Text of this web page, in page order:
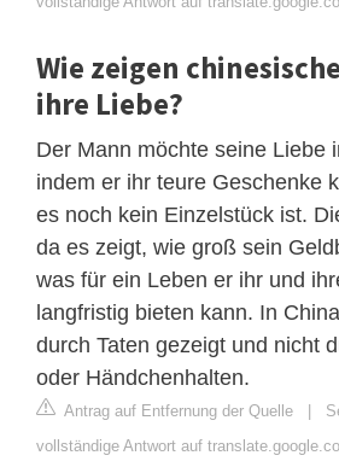
Wie zeigen
ihre Liebe?
Der Mann möchte seine Liebe
indem er ihr teure Geschenke
es noch kein Einzelstück ist.
da es zeigt, wie groß sein
was für ein Leben er ihr und
langfristig bieten kann. In
durch Taten gezeigt und nicht
oder Händchenhalten.
Antrag auf Entfernung der Quelle |
vollständige Antwort auf